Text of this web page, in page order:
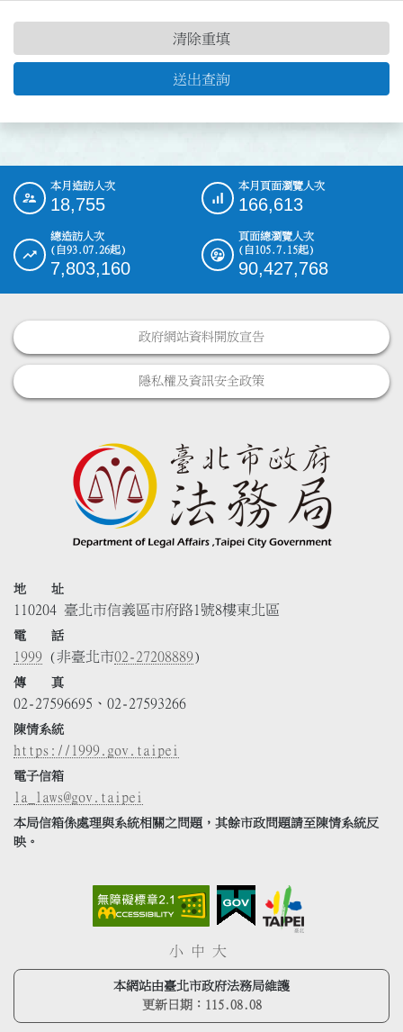
送出查詢
清除重填
::: 本月造訪人次
18,755
本月頁面瀏覽人次
166,613
總造訪人次
(自93.07.26起)
7,803,160
頁面總瀏覽人次
(自105.7.15起)
90,427,768
政府網站資料開放宣告
隱私權及資訊安全政策
地 址
110204 臺北市信義區市府路1號8樓東北區
電 話
1999 (非臺北市02-27208889)
傳 真
02-27596695、02-27593266
陳情系統
https://1999.gov.taipei
電子信箱
la_laws@gov.taipei
本局信箱係處理與系統相關之問題，其餘市政問題請至陳情系統反
映。
小 中 大
本網站由臺北市政府法務局維護
更新日期： 115.08.08